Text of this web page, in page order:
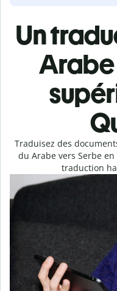
Un
Traduisez des
du Arabe vers Serbe
traduction